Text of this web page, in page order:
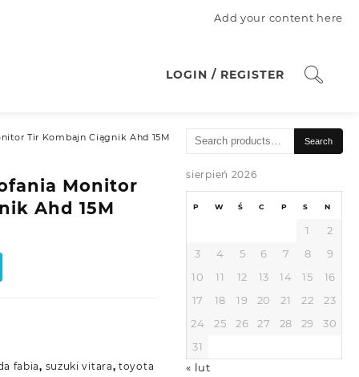
Add your content here
LOGIN / REGISTER
Tir Kombajn Ciągnik Ahd 15M
Monitor
Ahd 15M
fabia, suzuki vitara,toyota
Search
Search
sierpień 2026
P W Ś C P S N
1
2
3
4 5 6 7 8
9
10
11 12 13 14 15
16
17
18 19 20 21 22
23
24
25 26 27 28 29
30
31
« lut